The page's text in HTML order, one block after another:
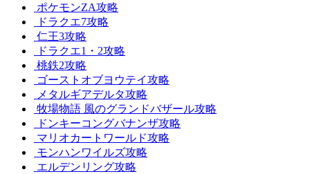
ポケモンZA攻略
ドラクエ7攻略
仁王3攻略
ドラクエ1・2攻略
桃鉄2攻略
ゴーストオブヨウテイ攻略
メタルギアデルタ攻略
牧場物語 風のグランドバザール攻略
ドンキーコングバナンザ攻略
マリオカートワールド攻略
モンハンワイルズ攻略
エルデンリング攻略